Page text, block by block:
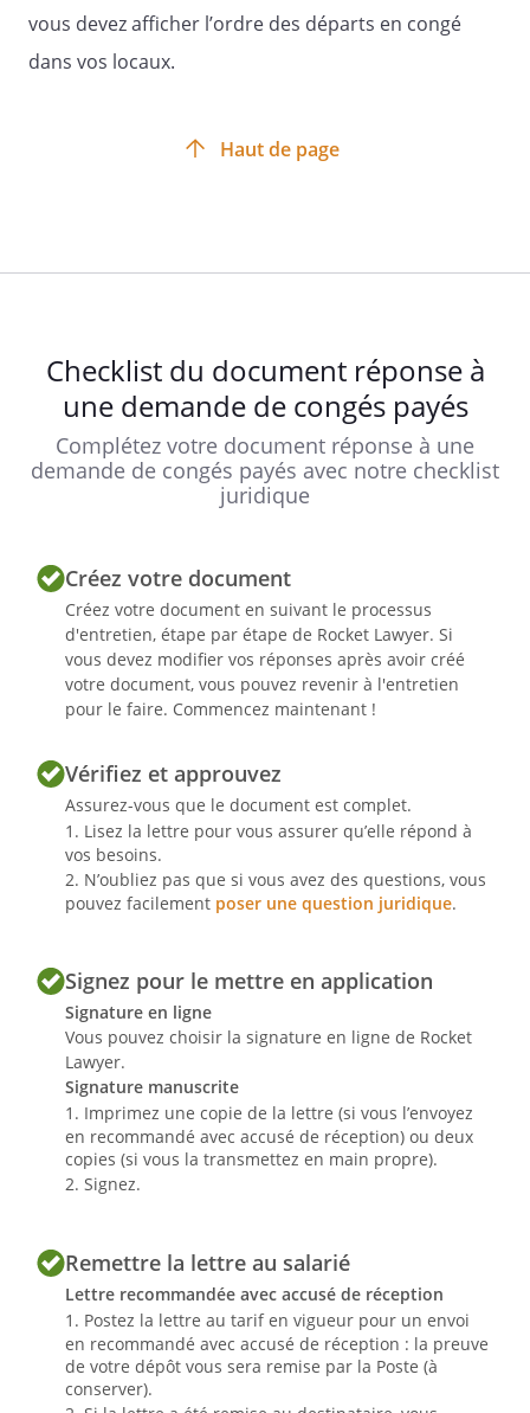
vous devez afficher l’ordre des départs en congé
dans vos locaux.
Haut de page
Checklist du document réponse à
une demande de congés payés
Complétez votre document réponse à une
demande de congés payés avec notre checklist
juridique
Créez votre document
Créez votre document en suivant le processus
d'entretien, étape par étape de Rocket Lawyer. Si
vous devez modifier vos réponses après avoir créé
votre document, vous pouvez revenir à l'entretien
pour le faire. Commencez maintenant !
Vérifiez et approuvez
Assurez-vous que le document est complet.
Lisez la lettre pour vous assurer qu’elle répond à
vos besoins.
N’oubliez pas que si vous avez des questions, vous
pouvez facilement poser une question juridique.
Signez pour le mettre en application
Signature en ligne
Vous pouvez choisir la signature en ligne de Rocket
Lawyer.
Signature manuscrite
Imprimez une copie de la lettre (si vous l’envoyez
en recommandé avec accusé de réception) ou deux
copies (si vous la transmettez en main propre).
Signez.
Remettre la lettre au salarié
Lettre recommandée avec accusé de réception
Postez la lettre au tarif en vigueur pour un envoi
en recommandé avec accusé de réception : la preuve
de votre dépôt vous sera remise par la Poste (à
conserver).